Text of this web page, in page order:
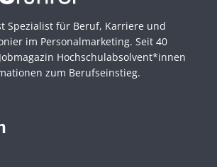
Spezialist für Beruf, Karriere und
im Personal­marketing. Seit 40
Hochschul­absolvent*innen
zum Berufseinstieg.